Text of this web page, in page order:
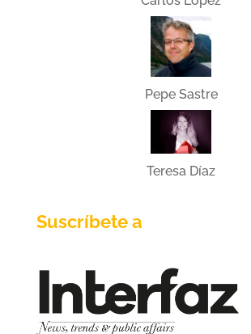
Pepe Sastre
Teresa Díaz
Suscríbete a